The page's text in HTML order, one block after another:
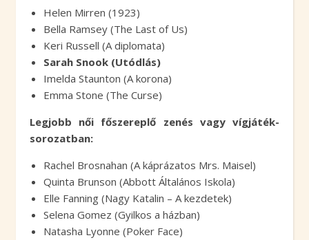
Helen Mirren (1923)
Bella Ramsey (The Last of Us)
Keri Russell (A diplomata)
Sarah Snook (Utódlás)
Imelda Staunton (A korona)
Emma Stone (The Curse)
Legjobb női főszereplő zenés vagy vígjáték-
sorozatban:
Rachel Brosnahan (A káprázatos Mrs. Maisel)
Quinta Brunson (Abbott Általános Iskola)
Elle Fanning (Nagy Katalin – A kezdetek)
Selena Gomez (Gyilkos a házban)
Natasha Lyonne (Poker Face)